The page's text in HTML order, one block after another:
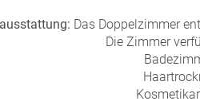
Das Doppelzimmer
Die Zimmer